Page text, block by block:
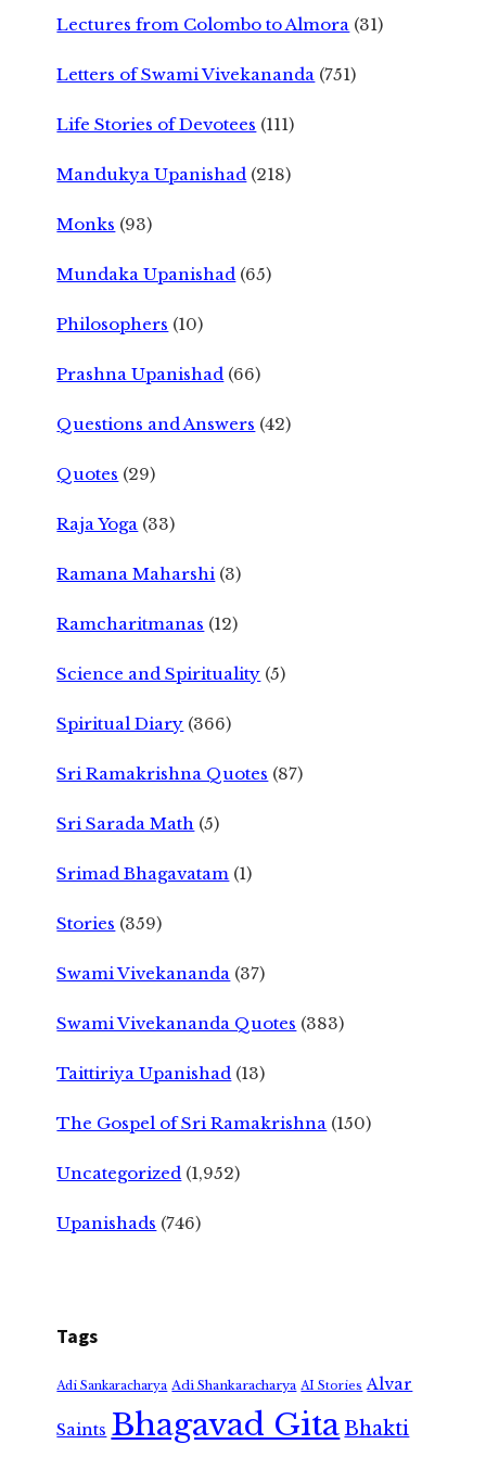
Lectures from Colombo to Almora (31)
Letters of Swami Vivekananda (751)
Life Stories of Devotees (111)
Mandukya Upanishad (218)
Monks (93)
Mundaka Upanishad (65)
Philosophers (10)
Prashna Upanishad (66)
Questions and Answers (42)
Quotes (29)
Raja Yoga (33)
Ramana Maharshi (3)
Ramcharitmanas (12)
Science and Spirituality (5)
Spiritual Diary (366)
Sri Ramakrishna Quotes (87)
Sri Sarada Math (5)
Srimad Bhagavatam (1)
Stories (359)
Swami Vivekananda (37)
Swami Vivekananda Quotes (383)
Taittiriya Upanishad (13)
The Gospel of Sri Ramakrishna (150)
Uncategorized (1,952)
Upanishads (746)
Tags
Adi Sankaracharya Adi Shankaracharya AI Stories Alvar
Saints Bhagavad GitaBhakti